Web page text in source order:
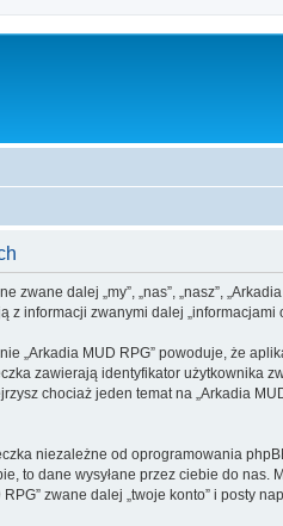
dalej „my”, „nas”, „nasz”,
z informacji zwanymi dalej
„Arkadia MUD RPG” powoduje, że
zawierają identyfikator użytkownika
chociaż jeden temat na „Arkadia
niezależne od oprogramowania
to dane wysyłane przez ciebie do
zwane dalej „twoje konto” i posty